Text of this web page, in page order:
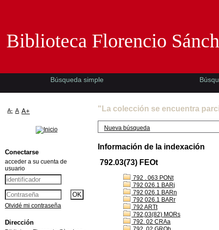
"La colección se encuentra
Nueva búsqueda
Información de la indexación
792.03(73) FEOt
792 . 063 PONt
792 026.1 BARj
792 026.1 BARn
792 026.1 BARr
792 ARTt
792,03(82) MORs
792. 02 CRAa
Biblioteca Florencio
Búsqueda simple
A- A A+
Conectarse
acceder a su cuenta de
usuario
Olvidé mi contraseña
Dirección